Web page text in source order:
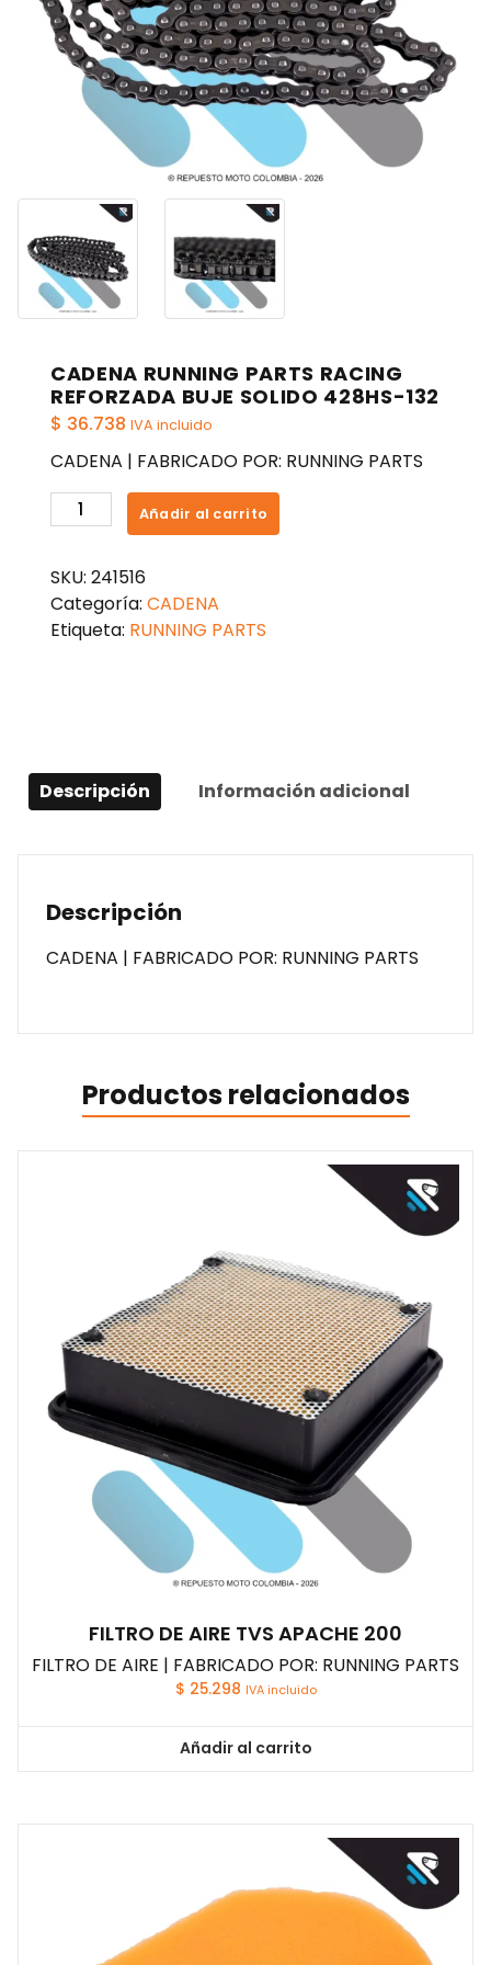
CADENA RUNNING PARTS RACING
REFORZADA BUJE SOLIDO 428HS-132
$ 36.738 IVA incluido
CADENA | FABRICADO POR: RUNNING PARTS
CADENA
RUNNING
RACING
REFORZADA
BUJE
Añadir al carrito
SKU: 241516
Categoría: CADENA
Etiqueta: RUNNING PARTS
Descripción Información adicional
Descripción
CADENA | FABRICADO POR: RUNNING PARTS
Productos relacionados
FILTRO DE AIRE TVS APACHE 200
FILTRO DE AIRE | FABRICADO POR: RUNNING PARTS
$ 25.298 IVA incluido
Añadir al carrito